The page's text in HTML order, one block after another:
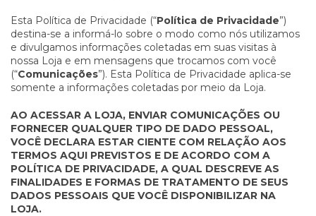
Esta Política de Privacidade (“Política de Privacidade”)
destina-se a informá-lo sobre o modo como nós utilizamos
e divulgamos informações coletadas em suas visitas à
nossa Loja e em mensagens que trocamos com você
(“Comunicações”). Esta Política de Privacidade aplica-se
somente a informações coletadas por meio da Loja.
AO ACESSAR A LOJA, ENVIAR COMUNICAÇÕES OU
FORNECER QUALQUER TIPO DE DADO PESSOAL,
VOCÊ DECLARA ESTAR CIENTE COM RELAÇÃO AOS
TERMOS AQUI PREVISTOS E DE ACORDO COM A
POLÍTICA DE PRIVACIDADE, A QUAL DESCREVE AS
FINALIDADES E FORMAS DE TRATAMENTO DE SEUS
DADOS PESSOAIS QUE VOCÊ DISPONIBILIZAR NA
LOJA.